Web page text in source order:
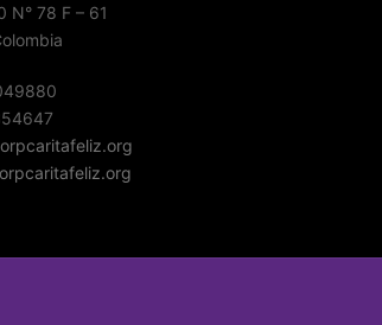
N° 78 F – 61